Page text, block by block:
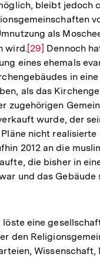
bleibt jedoch
als
wird.Zur
Auflösung
der
Fußnote
[29] Dennoch
eines ehemals
in
als das
zugehörigen
wurde, der
nicht realisierte
2012 an die
die bisher in
und das Gebäude
löste eine
den
Wissenschaft,